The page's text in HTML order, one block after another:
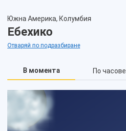
Южна Америка, Колумбия
Ебехико
Отваряй по подразбиране
В момента По часове